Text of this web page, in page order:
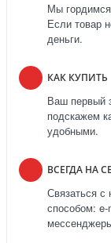
Мы гордимся
Если товар
деньги.
КАК КУПИТЬ
Ваш первый
подскажем
удобными.
ВСЕГДА НА
Связаться
способом: